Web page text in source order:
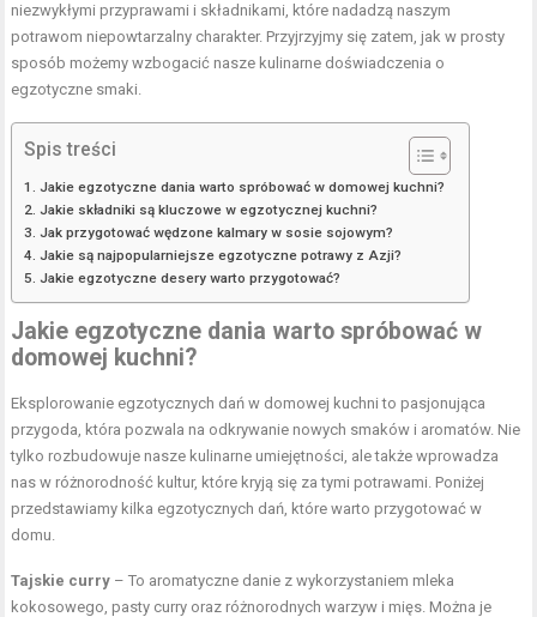
niezwykłymi przyprawami i składnikami, które nadadzą naszym
potrawom niepowtarzalny charakter. Przyjrzyjmy się zatem, jak w prosty
sposób możemy wzbogacić nasze kulinarne doświadczenia o
egzotyczne smaki.
Spis treści
Jakie egzotyczne dania warto spróbować w domowej kuchni?
Jakie składniki są kluczowe w egzotycznej kuchni?
Jak przygotować wędzone kalmary w sosie sojowym?
Jakie są najpopularniejsze egzotyczne potrawy z Azji?
Jakie egzotyczne desery warto przygotować?
Jakie egzotyczne dania warto spróbować w
domowej kuchni?
Eksplorowanie egzotycznych dań w domowej kuchni to pasjonująca
przygoda, która pozwala na odkrywanie nowych smaków i aromatów. Nie
tylko rozbudowuje nasze kulinarne umiejętności, ale także wprowadza
nas w różnorodność kultur, które kryją się za tymi potrawami. Poniżej
przedstawiamy kilka egzotycznych dań, które warto przygotować w
domu.
Tajskie curry – To aromatyczne danie z wykorzystaniem mleka
kokosowego, pasty curry oraz różnorodnych warzyw i mięs. Można je